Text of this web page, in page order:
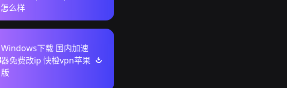
怎么样
Windows下载 国内加速
器免费改ip 快橙vpn苹果
版